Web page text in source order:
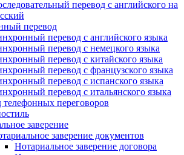
перевод с английского на
перевод
перевод с английского языка
перевод с немецкого языка
перевод с китайского языка
перевод с французского языка
перевод с испанского языка
перевод с итальянского языка
телефонных переговоров
заверение
заверение документов
Нотариальное заверение договора